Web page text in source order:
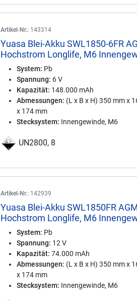
Artikel-Nr.: 143314
Yuasa Blei-Akku SWL1850-6FR
Hochstrom Longlife, M6
System: Pb
Spannung: 6 V
Kapazität: 148.000 mAh
Abmessungen: (L x B x H) 350 mm x
x 174 mm
Stecksystem: Innengewinde, M6
UN2800, 8
Artikel-Nr.: 142939
Yuasa Blei-Akku SWL1850FR
Hochstrom Longlife, M6
System: Pb
Spannung: 12 V
Kapazität: 74.000 mAh
Abmessungen: (L x B x H) 350 mm x
x 174 mm
Stecksystem: Innengewinde, M6